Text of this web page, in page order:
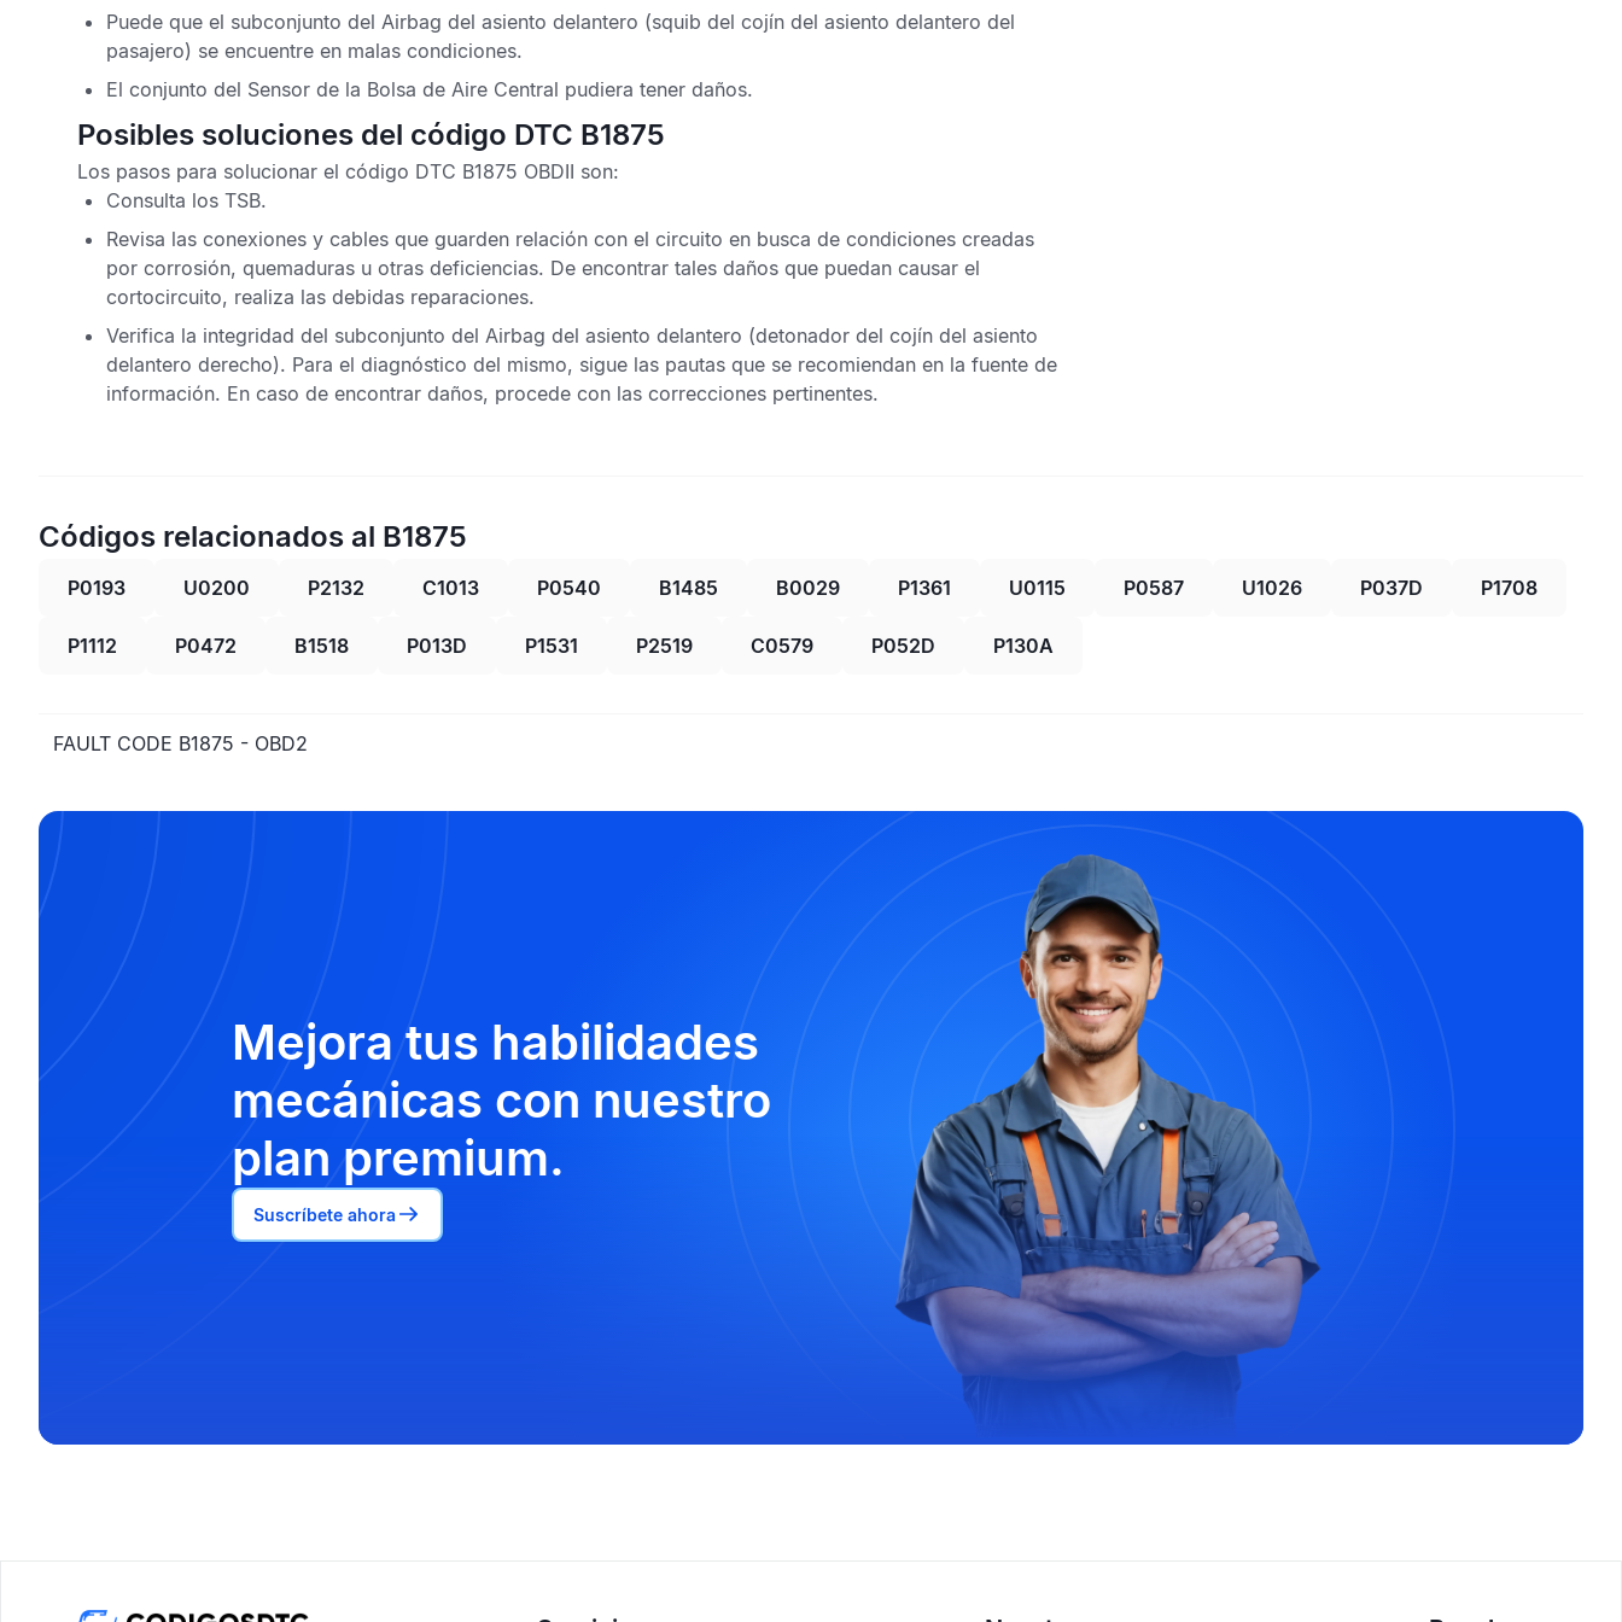
Puede que el subconjunto del Airbag del asiento delantero (squib del cojín del asiento delantero del
pasajero) se encuentre en malas condiciones.
El conjunto del Sensor de la Bolsa de Aire Central pudiera tener daños.
Posibles soluciones del código DTC B1875
Los pasos para solucionar el código DTC B1875 OBDII son:
Consulta los TSB.
Revisa las conexiones y cables que guarden relación con el circuito en busca de condiciones creadas
por corrosión, quemaduras u otras deficiencias. De encontrar tales daños que puedan causar el
cortocircuito, realiza las debidas reparaciones.
Verifica la integridad del subconjunto del Airbag del asiento delantero (detonador del cojín del asiento
delantero derecho). Para el diagnóstico del mismo, sigue las pautas que se recomiendan en la fuente de
información. En caso de encontrar daños, procede con las correcciones pertinentes.
Códigos relacionados al B1875
P0193 U0200 P2132 C1013 P0540 B1485 B0029 P1361 U0115 P0587 U1026 P037D P1708
P1112 P0472 B1518 P013D P1531 P2519 C0579 P052D P130A
FAULT CODE B1875 - OBD2
Mejora tus habilidades
mecánicas con nuestro
plan premium.
Suscríbete ahora